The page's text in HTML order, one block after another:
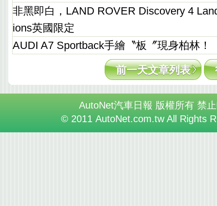
非黑即白，LAND ROVER Discovery 4
ions英國限定
AUDI A7 Sportback手繪〝板〞現身柏林！
前一天文章列表
AutoNet汽車日報 版權所有 禁
© 2011 AutoNet.com.tw All Rights